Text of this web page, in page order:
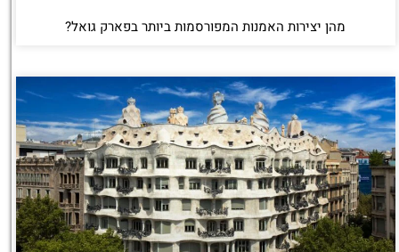
מהן יצירות האמנות המפורסמות ביותר בפארק גואל?